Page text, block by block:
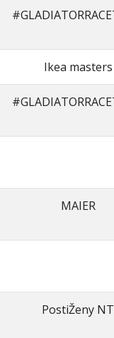
Ikea masters
MAIER
PostiŽeny NT